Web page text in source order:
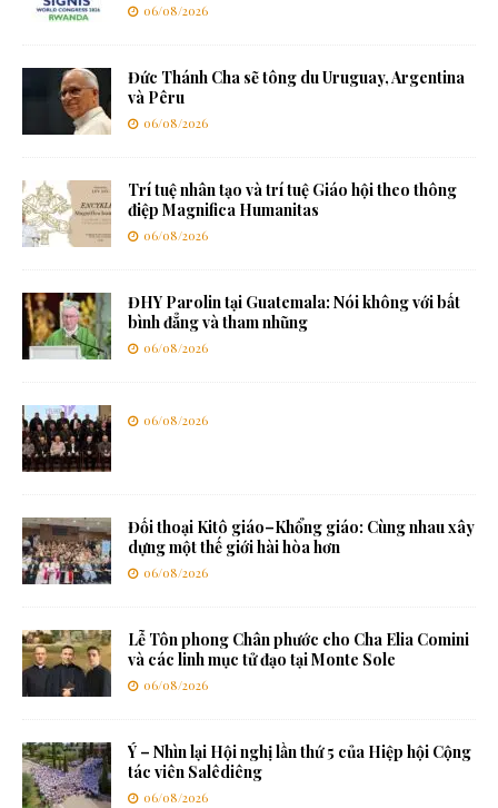
06/08/2026
Đức Thánh Cha sẽ tông du Uruguay, Argentina
và Pêru
06/08/2026
Trí tuệ nhân tạo và trí tuệ Giáo hội theo thông
điệp Magnifica Humanitas
06/08/2026
ĐHY Parolin tại Guatemala: Nói không với bất
bình đẳng và tham nhũng
06/08/2026
06/08/2026
Đối thoại Kitô giáo–Khổng giáo: Cùng nhau xây
dựng một thế giới hài hòa hơn
06/08/2026
Lễ Tôn phong Chân phước cho Cha Elia Comini
và các linh mục tử đạo tại Monte Sole
06/08/2026
Ý – Nhìn lại Hội nghị lần thứ 5 của Hiệp hội Cộng
tác viên Salêdiêng
06/08/2026